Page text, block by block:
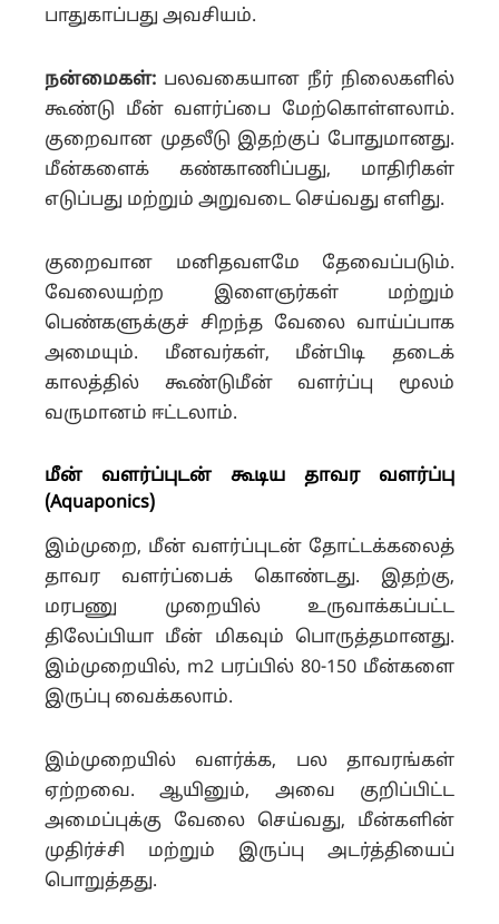
பாதுகாப்பது அவசியம்.
நன்மைகள்: பலவகையான நீர் நிலைகளில்
கூண்டு மீன் வளர்ப்பை மேற்கொள்ளலாம்.
குறைவான முதலீடு இதற்குப் போதுமானது.
மீன்களைக் கண்காணிப்பது, மாதிரிகள்
எடுப்பது மற்றும் அறுவடை செய்வது எளிது.
குறைவான மனிதவளமே தேவைப்படும்.
வேலையற்ற இளைஞர்கள் மற்றும்
பெண்களுக்குச் சிறந்த வேலை வாய்ப்பாக
அமையும். மீனவர்கள், மீன்பிடி தடைக்
காலத்தில் கூண்டுமீன் வளர்ப்பு மூலம்
வருமானம் ஈட்டலாம்.
மீன் வளர்ப்புடன் கூடிய தாவர வளர்ப்பு
(Aquaponics)
இம்முறை, மீன் வளர்ப்புடன் தோட்டக்கலைத்
தாவர வளர்ப்பைக் கொண்டது. இதற்கு,
மரபணு முறையில் உருவாக்கப்பட்ட
திலேப்பியா மீன் மிகவும் பொருத்தமானது.
இம்முறையில், m2 பரப்பில் 80-150 மீன்களை
இருப்பு வைக்கலாம்.
இம்முறையில் வளர்க்க, பல தாவரங்கள்
ஏற்றவை. ஆயினும், அவை குறிப்பிட்ட
அமைப்புக்கு வேலை செய்வது, மீன்களின்
முதிர்ச்சி மற்றும் இருப்பு அடர்த்தியைப்
பொறுத்தது.